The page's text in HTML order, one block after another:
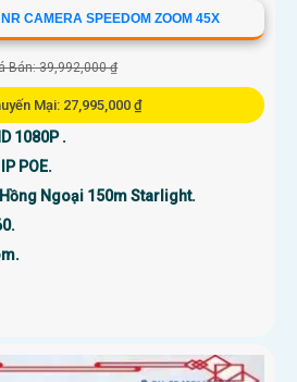
CAMERA SPEEDOM ZOOM 45X
Bán: 39,992,000 ₫
Mại: 27,995,000 ₫
1080P .
IP POE.
Hồng Ngoại 150m Starlight.